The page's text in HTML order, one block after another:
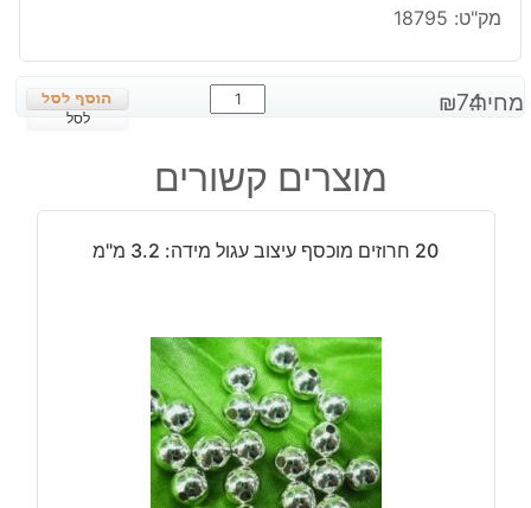
מק"ט: 18795
מחיר: ₪74
כמות
של
שרשרת
רובי
מידה:
לסל
מוצרים קשורים
20 חרוזים מוכסף עיצוב עגול מידה: 3.2 מ"מ